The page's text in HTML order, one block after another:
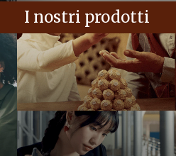
I nostri prodotti